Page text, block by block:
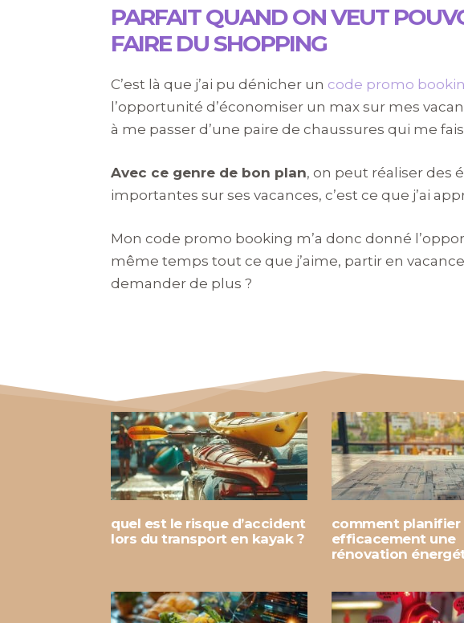
PARFAIT QUAND ON VEUT
FAIRE DU SHOPPING
C’est là que j’ai pu dénicher un code promo
l’opportunité d’économiser un max sur mes
à me passer d’une paire de chaussures qui me
Avec ce genre de bon plan, on peut réaliser des
importantes sur ses vacances, c’est ce que j’ai
Mon code promo booking m’a donc donné
même temps tout ce que j’aime, partir en
demander de plus ?
quel est le risque d’accident
lors du transport en kayak ?
comment planifier
efficacement une
rénovation